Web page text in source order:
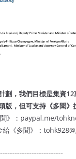
劃，我們目標是集資
版，但可支持《多聞》
》：paypal.me/
《多聞》：